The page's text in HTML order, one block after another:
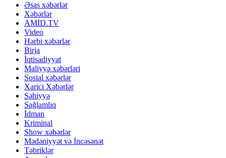
Əsas xəbərlər
Xəbərlər
AMİD.TV
Video
Hərbi xəbərlər
Birja
İqtisadiyyat
Maliyyə xəbərləri
Sosial xəbərlər
Xarici Xəbərlər
Səhiyyə
Sağlamlıq
İdman
Kriminal
Show xəbərlər
Mədəniyyət və İncəsənət
Təbriklər